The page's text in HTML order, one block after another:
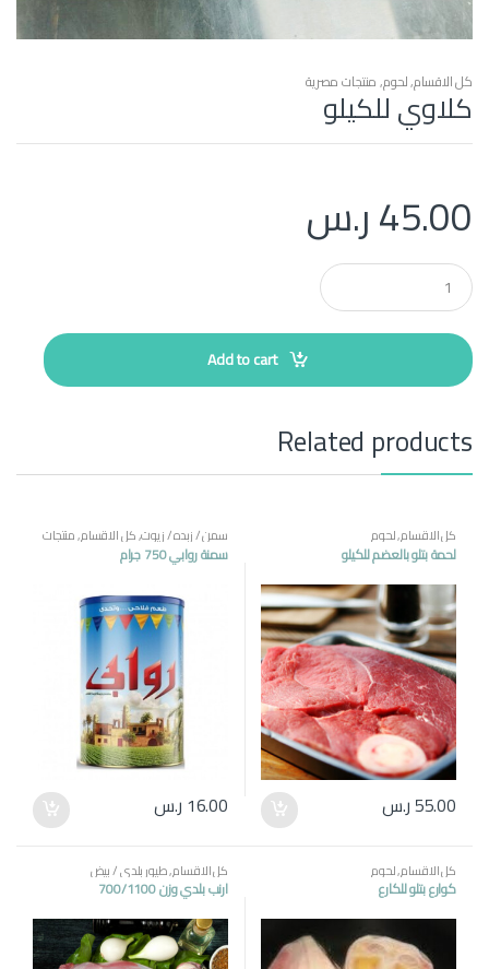
كل الاقسام,لحوم,منتجات مصرية
كلاوي للكيلو
45.00ر.س
Q
u
a
t
i
Add to cart
Related products
كل الاقسام,لحوم
لحمة بتلو بالعضم للكيلو
55.00ر.س
سمن / زبده / زيوت,كل الاقسام,منتجات
مصرية
سمنة روابي 750 جرام
16.00 ر.س
كل الاقسام,لحوم
كوارع بتلو للكارع
كل الاقسام,طيور بلدي / بيض
ارنب بلدي وزن 700/1100